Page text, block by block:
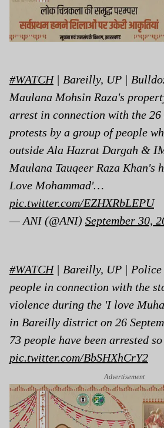
#WATCH| Bareilly, UP |
Maulana Mohsin Raza's
arrest in connection with the 26
protests by a group of people
outside Ala Hazrat Dargah &
Maulana Tauqeer Raza Khan's
Love Mohammad'…
pic.twitter.com/EZHXRbLEPU
— ANI (@ANI) September 30,
#WATCH| Bareilly, UP | Police
people in connection with the
violence during the 'I love
in Bareilly district on 26
73 people have been arrested
pic.twitter.com/BbSHXhCrY2
Advertisement